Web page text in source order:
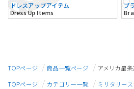
ドレスアップアイテム
Dress Up Items
ブ
TOPページ 商品一覧ページ
アメリカ星
TOPページ
カテゴリー一覧 ミリタリー